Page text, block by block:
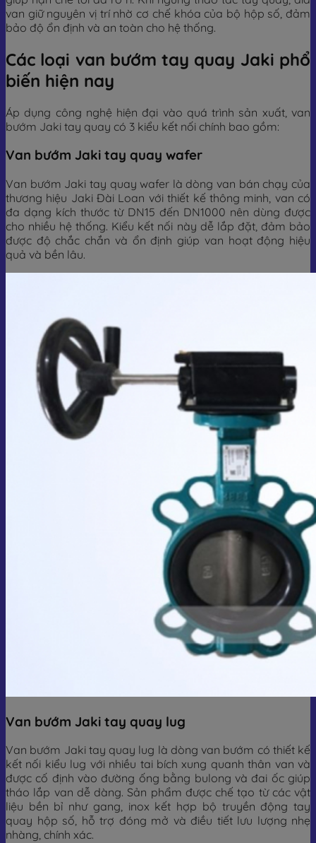
van giữ nguyên vị trí nhờ cơ chế khóa của bộ hộp số, đảm
bảo độ ổn định và an toàn cho hệ thống.
Các loại van bướm tay quay Jaki phổ
biến hiện nay
Áp dụng công nghệ hiện đại vào quá trình sản xuất, van
bướm Jaki tay quay có 3 kiểu kết nối chính bao gồm:
Van bướm Jaki tay quay wafer
Van bướm Jaki tay quay wafer là dòng van bán chạy của
thương hiệu Jaki Đài Loan với thiết kế thông minh, van có
đa dạng kích thước từ DN15 đến DN1000 nên dùng được
cho nhiều hệ thống. Kiểu kết nối này dễ lắp đặt, đảm bảo
được độ chắc chắn và ổn định giúp van hoạt động hiệu
quả và bền lâu.
Van bướm Jaki tay quay lug
Van bướm Jaki tay quay lug là dòng van bướm có thiết kế
kết nối kiểu lug với nhiều tai bích xung quanh thân van và
được cố định vào đường ống bằng bulong và đai ốc giúp
tháo lắp van dễ dàng. Sản phẩm được chế tạo từ các vật
liệu bền bỉ như gang, inox kết hợp bộ truyền động tay
quay hộp số, hỗ trợ đóng mở và điều tiết lưu lượng nhẹ
nhàng, chính xác.